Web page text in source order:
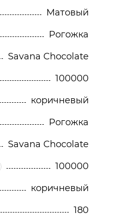
Матовый
Рогожка
Savana Chocolate
100000
коричневый
Рогожка
Savana Chocolate
100000
коричневый
180